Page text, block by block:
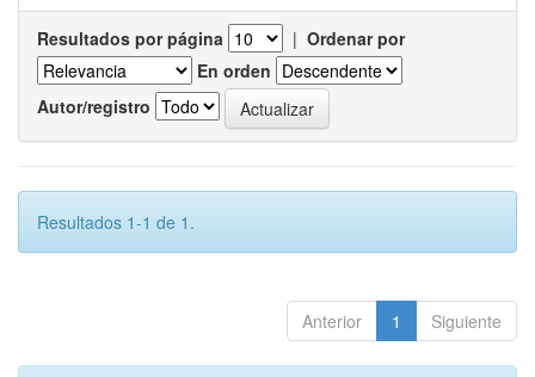
Resultados por página | Ordenar por
En orden
Autor/registro
Resultados 1-1 de 1.
Anterior 1 Siguiente